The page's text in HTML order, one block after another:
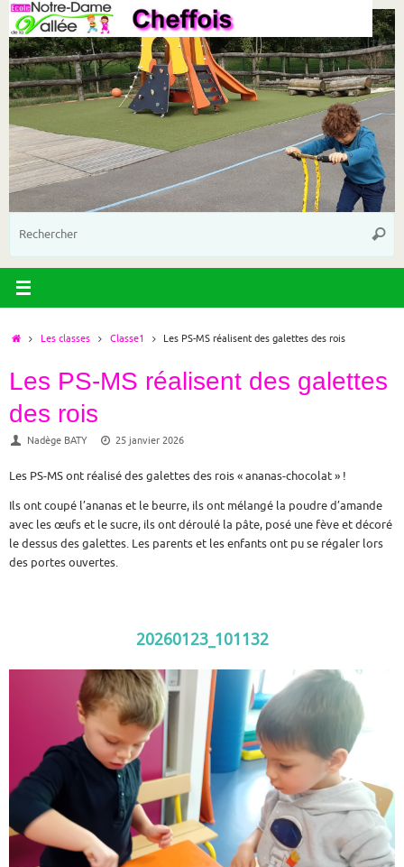
Passer
contenu
AccueilLes classes Classe1 Les PS-MS réalisent des galettes des rois
Les PS-MS réalisent des galettes
des rois
Nadège BATY 25 janvier 2026
Les PS-MS ont réalisé des galettes des rois « ananas-chocolat » !
Ils ont coupé l’ananas et le beurre, ils ont mélangé la poudre d’amande
avec les œufs et le sucre, ils ont déroulé la pâte, posé une fève et décoré
le dessus des galettes. Les parents et les enfants ont pu se régaler lors
des portes ouvertes.
20260123_101132